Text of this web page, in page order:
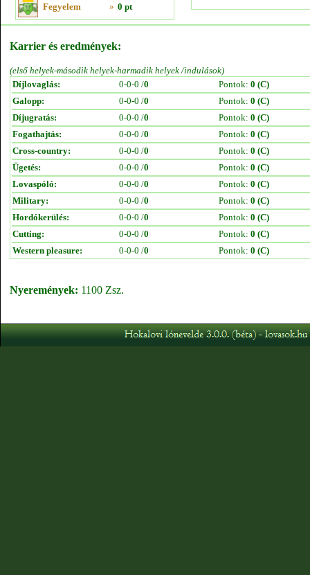
Fegyelem » 0 pt
Karrier és eredmények:
(első helyek-második helyek-harmadik helyek /indulások)
Díjlovaglás:
0-0-0 /0 Pontok: 0 (C)
Galopp:
0-0-0 /0 Pontok: 0 (C)
Díjugratás:
0-0-0 /0 Pontok: 0 (C)
Fogathajtás:
0-0-0 /0 Pontok: 0 (C)
Cross-country:
0-0-0 /0 Pontok: 0 (C)
Ügetés:
0-0-0 /0 Pontok: 0 (C)
Lovaspóló:
0-0-0 /0 Pontok: 0 (C)
Military:
0-0-0 /0 Pontok: 0 (C)
Hordókerülés:
0-0-0 /0 Pontok: 0 (C)
Cutting:
0-0-0 /0 Pontok: 0 (C)
Western pleasure:
0-0-0 /0 Pontok: 0 (C)
Nyeremények: 1100 Zsz.